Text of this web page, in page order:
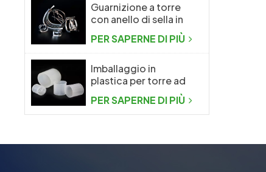
Guarnizione a torre
con anello di sella in
PER SAPERNE DI PIÙ
Imballaggio in
plastica per torre ad
PER SAPERNE DI PIÙ